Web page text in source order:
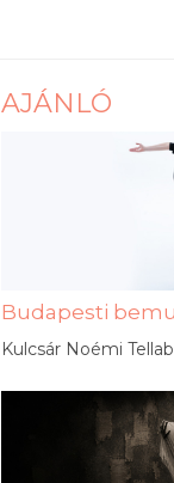
AJÁNLÓ
Budapesti
Kulcsár Noémi